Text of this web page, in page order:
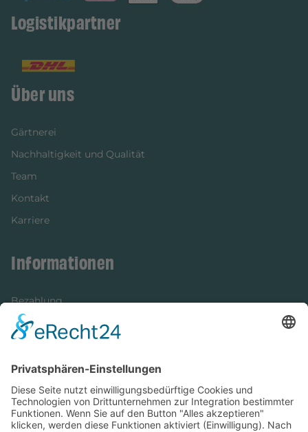
Logistikpartner
Über uns
Gärtnerei
Nachhaltigkeit und Qualität
Team
Kontakt
Karriere
Informationen
Bezahlung
Newsletter
Versandinformationen
Verfügbarkeit/Verträglichkeit
Rechtliches